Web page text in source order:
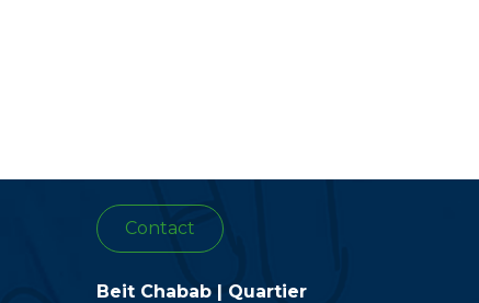
Contact
Beit Chabab | Quartier